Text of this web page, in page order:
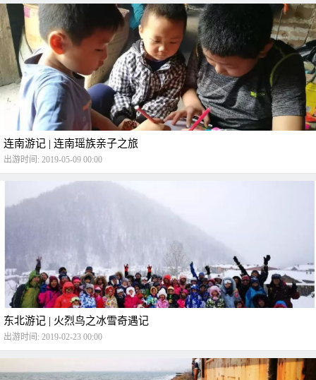
连南游记 | 连南瑶族亲子之旅
出游时间: 2019-05-09 00:00
东北游记 | 火烈鸟之冰雪奇遇记
出游时间: 2019-02-23 00:00